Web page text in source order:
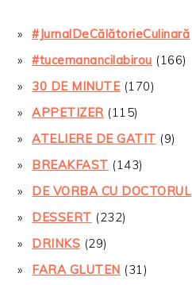
#JurnalDeCălătorieCulinară
#tucemanancilabirou (166)
30 DE MINUTE(170)
APPETIZER(115)
ATELIERE DE GATIT (9)
BREAKFAST (143)
DE VORBA CU DOCTORUL
DESSERT (232)
DRINKS (29)
FARA GLUTEN (31)